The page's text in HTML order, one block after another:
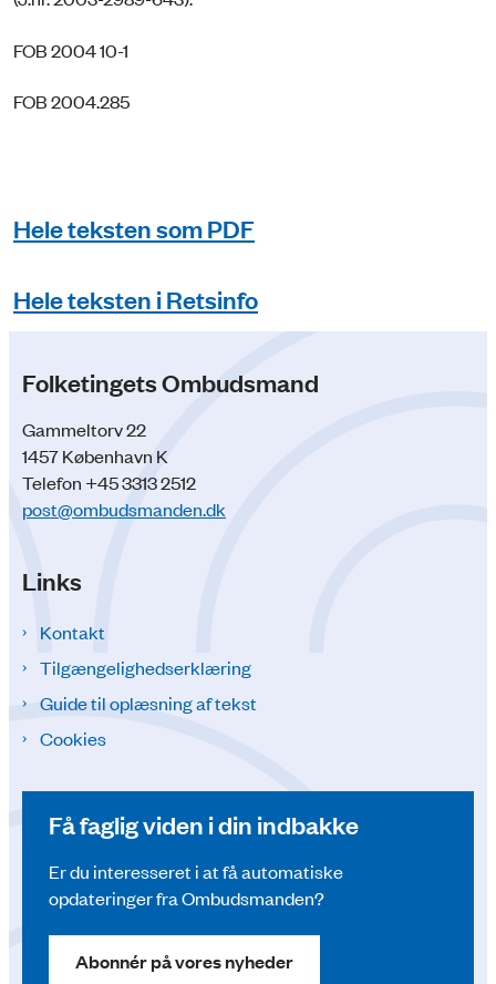
FOB 2004 10-1
FOB 2004.285
Hele teksten som PDF
Hele teksten i Retsinfo
Folketingets Ombudsmand
Gammeltorv 22
1457 København K
Telefon +45 3313 2512
post@ombudsmanden.dk
Links
Kontakt
Tilgængelighedserklæring
Guide til oplæsning af tekst
Cookies
Få faglig viden i din indbakke
Er du interesseret i at få automatiske
opdateringer fra Ombudsmanden?
Abonnér på vores nyheder